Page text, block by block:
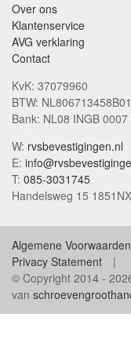
Over ons
Klantenservice
AVG verklaring
Contact
KvK: 37079960
BTW: NL806713458B01
Bank: NL08 INGB
W: rvsbevestigingen.nl
E:
T: 085-3031745
Handelsweg 15
Algemene Voorwaarden
Privacy Statement
© Copyright 2014 -
van